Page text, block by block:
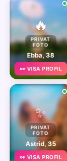
🔥
PRIVAT
FOTO
Ebba, 38
👀 VISA PROFIL
✨
PRIVAT
FOTO
Astrid, 35
👀 VISA PROFIL